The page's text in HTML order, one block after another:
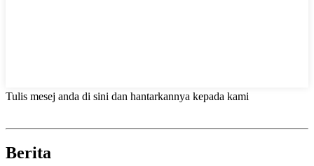
Tulis mesej anda di sini dan hantarkannya kepada kami
Berita